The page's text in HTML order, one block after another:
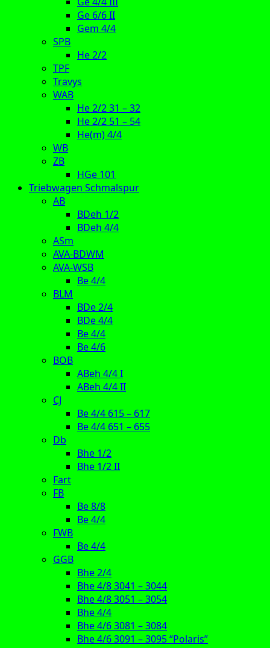
Ge 6/6 II
Gem 4/4
SPB
He 2/2
TPF
Travys
WAB
He 2/2 31 – 32
He 2/2 51 – 54
He(m) 4/4
WB
ZB
HGe 101
Triebwagen Schmalspur
AB
BDeh 1/2
BDeh 4/4
ASm
AVA-BDWM
AVA-WSB
Be 4/4
BLM
BDe 2/4
BDe 4/4
Be 4/4
Be 4/6
BOB
ABeh 4/4 I
ABeh 4/4 II
CJ
Be 4/4 615 – 617
Be 4/4 651 – 655
Db
Bhe 1/2
Bhe 1/2 II
Fart
FB
Be 8/8
Be 4/4
FWB
Be 4/4
GGB
Bhe 2/4
Bhe 4/8 3041 – 3044
Bhe 4/8 3051 – 3054
Bhe 4/4
Bhe 4/6 3081 – 3084
Bhe 4/6 3091 – 3095 “Polaris”